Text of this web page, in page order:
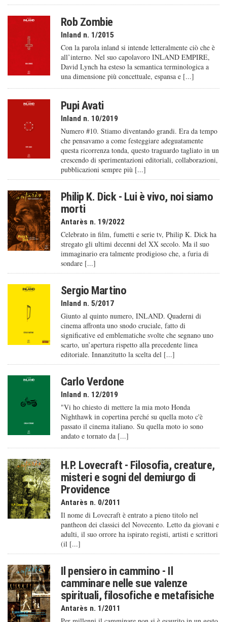
Rob Zombie
Inland n. 1/2015
Con la parola inland si intende letteralmente ciò che è
all’interno. Nel suo capolavoro INLAND EMPIRE,
David Lynch ha esteso la semantica terminologica a
una dimensione più concettuale, espansa e [...]
Pupi Avati
Inland n. 10/2019
Numero #10. Stiamo diventando grandi. Era da tempo
che pensavamo a come festeggiare adeguatamente
questa ricorrenza tonda, questo traguardo tagliato in un
crescendo di sperimentazioni editoriali, collaborazioni,
pubblicazioni sempre più [...]
Philip K. Dick - Lui è vivo, noi siamo
morti
Antarès n. 19/2022
Celebrato in film, fumetti e serie tv, Philip K. Dick ha
stregato gli ultimi decenni del XX secolo. Ma il suo
immaginario era talmente prodigioso che, a furia di
sondare [...]
Sergio Martino
Inland n. 5/2017
Giunto al quinto numero, INLAND. Quaderni di
cinema affronta uno snodo cruciale, fatto di
significative ed emblematiche svolte che segnano uno
scarto, un’apertura rispetto alla precedente linea
editoriale. Innanzitutto la scelta del [...]
Carlo Verdone
Inland n. 12/2019
"Vi ho chiesto di mettere la mia moto Honda
Nighthawk in copertina perché su quella moto c'è
passato il cinema italiano. Su quella moto io sono
andato e tornato da [...]
H.P. Lovecraft - Filosofia, creature,
misteri e sogni del demiurgo di
Providence
Antarès n. 0/2011
Il nome di Lovecraft è entrato a pieno titolo nel
pantheon dei classici del Novecento. Letto da giovani e
adulti, il suo orrore ha ispirato registi, artisti e scrittori
(il [...]
Il pensiero in cammino - Il
camminare nelle sue valenze
spirituali, filosofiche e metafisiche
Antarès n. 1/2011